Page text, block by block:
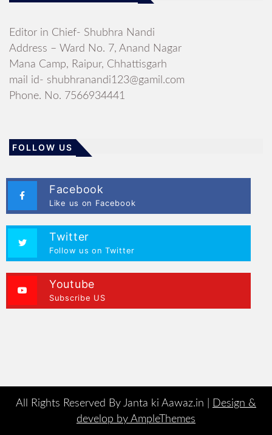
Editor in Chief- Shubhra Nandi
Address – Ward No. 7, Anand Nagar
Mana Camp, Raipur, Chhattisgarh
mail id- shubhranandi123@gamil.com
Phone. No. 7566934441
FOLLOW US
Facebook
Like us on Facebook
Twitter
Follow us on Twitter
Youtube
Subscribe US
All Rights Reserved By Janta ki Aawaz.in |
Design &
develop by AmpleThemes